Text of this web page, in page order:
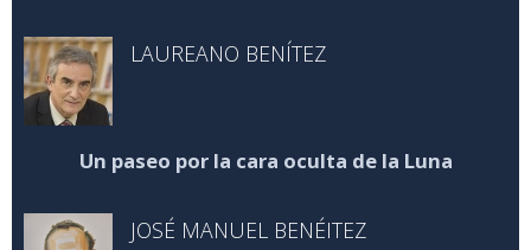
LAUREANO BENÍTEZ
Un paseo por la cara oculta de la Luna
JOSÉ MANUEL BENÉITEZ